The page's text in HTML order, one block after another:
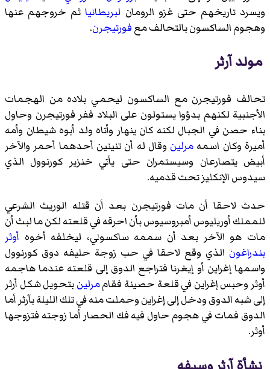
ويسرد تاريخهم حتى غزو الرومان لبريطانياثم خروجهم عنها
وهجوم الساكسون بالتحالف معفورتيجرن.
مولد آرثر
تحالف فورتيجرن مع الساكسون ليحمي بلاده من الهجمات
الأجنبية لكنهم بدؤوا يستولون على البلاد ففر فورتيجرن وحاول
بناء حصن في الجبال لكنه كان ينهار وأتاه ولد أبوه شيطان وأمه
أميرة وكان اسمه مرلين وقال له أن تنينين أحدهما أحمر والآخر
أبيض يتصارعان وسيستمران حتى يأتي خنزير كورنوول الذي
سيدوس الإنكليز تحت قدميه.
حدث لاحقا أن مات فورتيجرن بعد أن قتله الوريث الشرعي
للمملكأوريليوس أمبروسيوسبأن احرقه في قلعته لكن ما لبث أن
مات هو الآخر بعد أن سممه ساكسوني، ليخلفه أخوه أوثر
بندراغون الذي وقع لاحقا في حب زوجة حليفه دوق كورنوول
واسمها إغراين أو إيغرنا فتراجع الدوق إلى قلعته عندما هاجمه
أوثر وحبس إغراين في قلعة حصينة فقاممرلينبتحويل شكل أرثر
إلى شبه الدوق ودخل إلى إغراين وحملت منه في تلك الليلة بآرثر أما
الدوق فمات في هجوم حاول فيه فك الحصار أما زوجته فتزوجها
أوثر.